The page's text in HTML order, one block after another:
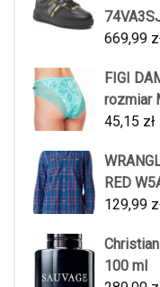
669,99
FIGI
rozmiar
45,15 zł
RED
129,99
100 ml